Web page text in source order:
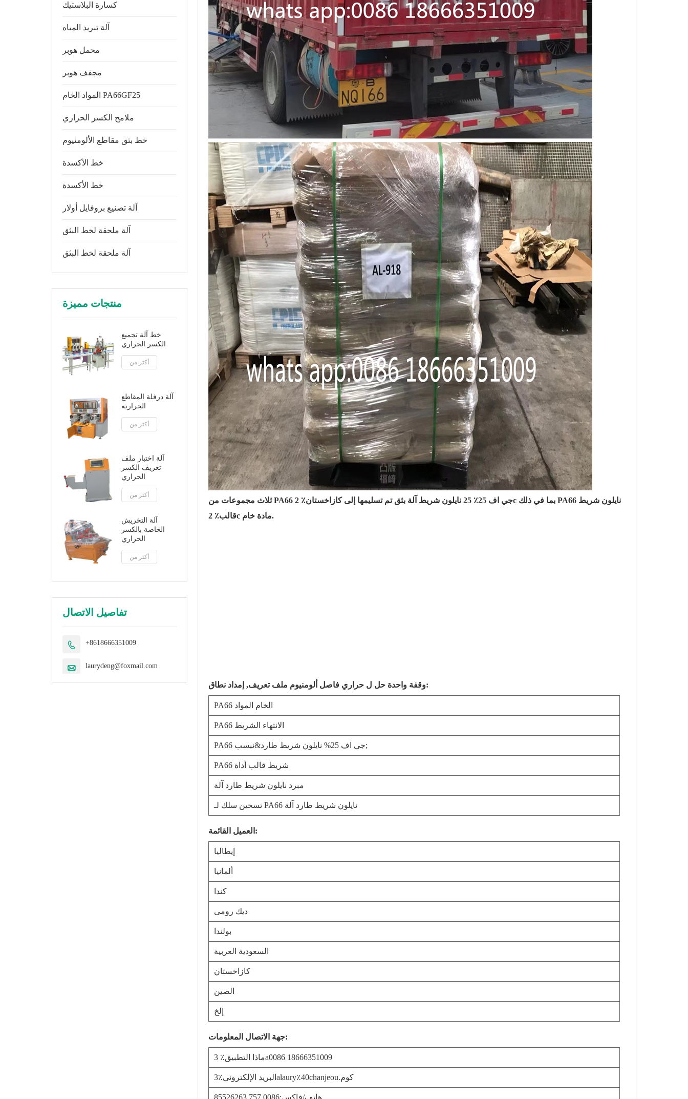
كسارة البلاستيك
آلة تبريد المياه
محمل هوبر
مجفف هوبر
المواد الخام PA66GF25
ملامح الكسر الحراري
خط بثق مقاطع الألومنيوم
خط الأكسدة
خط الأكسدة
آلة تصنيع بروفايل أولار
آلة ملحقة لخط البثق
آلة ملحقة لخط البثق
منتجات مميزة
خط آلة تجميع
الكسر الحراري
أكثر من
آلة درفلة المقاطع
الحرارية
أكثر من
آلة اختبار ملف
تعريف الكسر
الحراري
أكثر من
آلة التخريش
الخاصة بالكسر
الحراري
أكثر من
تفاصيل الاتصال
 +8618666351009
 laurydeng@foxmail.com
ثلاث مجموعات من PA66 جي اف 25٪ 25 نايلون شريط آلة بثق تم تسليمها إلى كازاخستان٪ 2c بما في ذلك PA66 نايلون شريط
قالب٪ 2c مادة خام.
وقفة واحدة حل ل حراري فاصل ألومنيوم ملف تعريف, إمداد نطاق:
PA66 الخام المواد
PA66 الانتهاء الشريط
PA66 جي اف 25% نايلون شريط طارد&نبسب;
PA66 شريط قالب أداة
مبرد نايلون شريط طارد آلة
تسخين سلك لـ PA66 نايلون شريط طارد آلة
العميل القائمة:
إيطاليا
ألمانيا
كندا
ديك رومى
بولندا
السعودية العربية
كازاخستان
الصين
إلخ
جهة الاتصال المعلومات:
ماذا التطبيق٪ 3a0086 18666351009
البريد الإلكتروني٪3alaury٪40chanjeou.كوم
هاتف/فاكس:0086 757 85526263